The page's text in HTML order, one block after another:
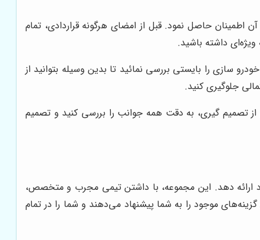
حاصل نمود. قبل از امضای هرگونه قراردادی، تمام
داشته باشید.
سازی را بایستی بررسی نمائید تا بدین وسیله بتوانید از
جلوگیری کنید.
از تصمیم‌ گیری، به دقت همه جوانب را بررسی کنید و تصمیم
ارائه دهد. این مجموعه، با داشتن تیمی مجرب و متخصص،
گزینه‌های موجود را به شما پیشنهاد می‌دهند و شما را در تمام